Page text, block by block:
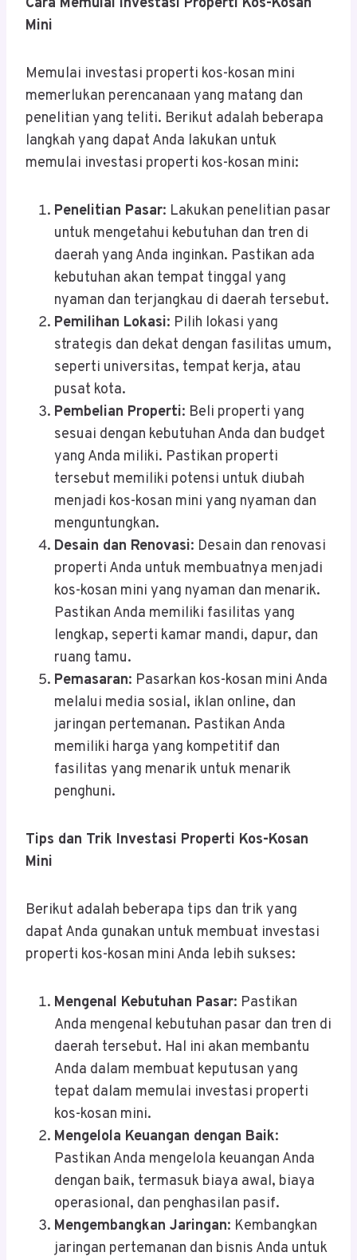
Mini
Memulai investasi properti kos-kosan mini
memerlukan perencanaan yang matang dan
penelitian yang teliti. Berikut adalah beberapa
langkah yang dapat Anda lakukan untuk
memulai investasi properti kos-kosan mini:
Penelitian Pasar: Lakukan penelitian pasar
untuk mengetahui kebutuhan dan tren di
daerah yang Anda inginkan. Pastikan ada
kebutuhan akan tempat tinggal yang
nyaman dan terjangkau di daerah tersebut.
Pemilihan Lokasi: Pilih lokasi yang
strategis dan dekat dengan fasilitas umum,
seperti universitas, tempat kerja, atau
pusat kota.
Pembelian Properti: Beli properti yang
sesuai dengan kebutuhan Anda dan budget
yang Anda miliki. Pastikan properti
tersebut memiliki potensi untuk diubah
menjadi kos-kosan mini yang nyaman dan
menguntungkan.
Desain dan Renovasi: Desain dan renovasi
properti Anda untuk membuatnya menjadi
kos-kosan mini yang nyaman dan menarik.
Pastikan Anda memiliki fasilitas yang
lengkap, seperti kamar mandi, dapur, dan
ruang tamu.
Pemasaran: Pasarkan kos-kosan mini Anda
melalui media sosial, iklan online, dan
jaringan pertemanan. Pastikan Anda
memiliki harga yang kompetitif dan
fasilitas yang menarik untuk menarik
penghuni.
Tips dan Trik Investasi Properti Kos-Kosan
Mini
Berikut adalah beberapa tips dan trik yang
dapat Anda gunakan untuk membuat investasi
properti kos-kosan mini Anda lebih sukses:
Mengenal Kebutuhan Pasar: Pastikan
Anda mengenal kebutuhan pasar dan tren di
daerah tersebut. Hal ini akan membantu
Anda dalam membuat keputusan yang
tepat dalam memulai investasi properti
kos-kosan mini.
Mengelola Keuangan dengan Baik:
Pastikan Anda mengelola keuangan Anda
dengan baik, termasuk biaya awal, biaya
operasional, dan penghasilan pasif.
Mengembangkan Jaringan: Kembangkan
jaringan pertemanan dan bisnis Anda untuk